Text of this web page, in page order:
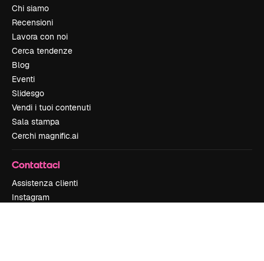
Chi siamo
Recensioni
Lavora con noi
Cerca tendenze
Blog
Eventi
Slidesgo
Vendi i tuoi contenuti
Sala stampa
Cerchi magnific.ai
Contattaci
Assistenza clienti
Instagram